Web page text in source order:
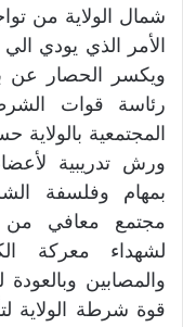
شمال الولاية من
الأمر الذي يودي
ويكسر الحصار عن
رئاسة قوات
المجتمعية
ورش تدريبية لأعضاء
بمهام وفلسفة
مجتمع معافي من
لشهداء معركة
والمصابين
قوة شرطة الولاية